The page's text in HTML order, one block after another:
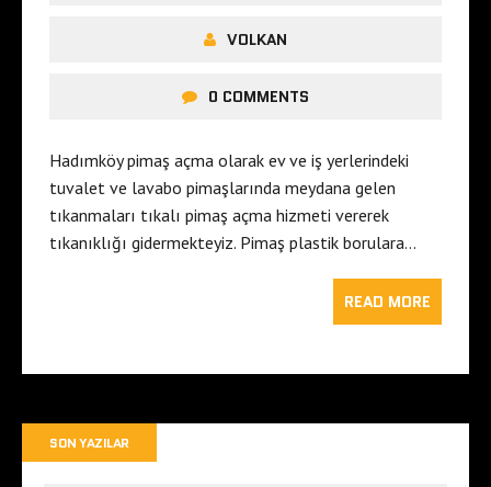
VOLKAN
0 COMMENTS
Hadımköy pimaş açma olarak ev ve iş yerlerindeki
tuvalet ve lavabo pimaşlarında meydana gelen
tıkanmaları tıkalı pimaş açma hizmeti vererek
tıkanıklığı gidermekteyiz. Pimaş plastik borulara…
READ MORE
SON YAZILAR